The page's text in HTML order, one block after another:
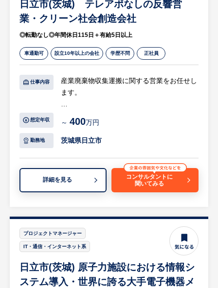
【入社後の流れ】
受けながら、業務補助から開始します。現
在、常駐社員は20名程度おりますが、ほとん
どが20代・30代の未経験入社の社員です。
醐味も経験している社員が丁寧に指導するの
で、未経験の方も安心してご入社ください。
【働き方】
も確保できます。
制が手厚いです。
・福利厚生も充実しており、資格取得した際
には追加手当が支給されます。
当社は、株式会社日立製作所にての原子力・
火力発電所、上下水道をはじめとする公共施
設等制御盤の試験及び現地にて振付試験、長
尾産業（株）での加振試験をメインの事業と
して展開している会社です。元々代表が日立
製作所と取引があった背景から、独立して事
日立市(茨城) テレアポなしの反響営
業・クリーン社会創造会社
◎転勤なし◎年間休日115日＋有給5日以上
車通勤可 設立10年以上の会社 学歴不問 正社員
仕事内容
産業廃棄物収集運搬に関する営業をお任せし
ます。
・ゼネコン、建設関係会社、個人等への営業
活動（法人9割：個人1割）
・契約済み顧客への定期訪問によるルート営
業（業務割合：固定客8割、新規開拓2割程
等
【HUREX求人担当コメント】
・大手ゼネコン、上場企業等を得意先に持ち
年々業績を伸ばしています
想定年収 ～ 400万円
勤務地 茨城県日立市
詳細を見る
コンサルタントに
聞いてみる
プロジェクトマネージャー
IT・通信・インターネット系
日立市(茨城) 原子力施設における情報シ
ステム導入・世界に誇る大手電子機器メ